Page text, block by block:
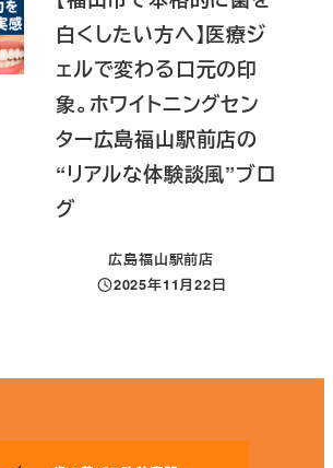
白くしたい方へ】医療ジ
ェルで変わる口元の印
象。ホワイトニングセン
ター広島福山駅前店の
“リアルな体験談風”ブロ
グ
広島福山駅前店
投稿日
2025年11月22日